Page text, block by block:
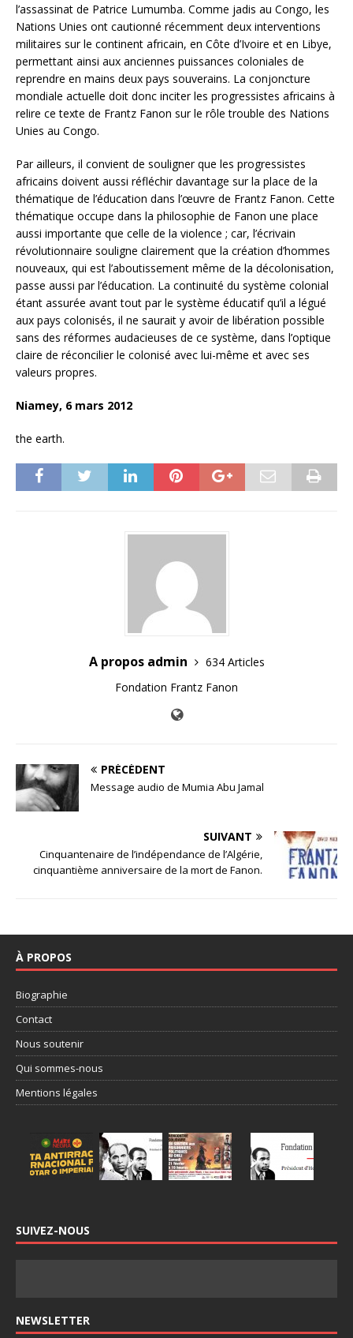
l’assassinat de Patrice Lumumba. Comme jadis au Congo, les
Nations Unies ont cautionné récemment deux interventions
militaires sur le continent africain, en Côte d’Ivoire et en Libye,
permettant ainsi aux anciennes puissances coloniales de
reprendre en mains deux pays souverains. La conjoncture
mondiale actuelle doit donc inciter les progressistes africains à
relire ce texte de Frantz Fanon sur le rôle trouble des Nations
Unies au Congo.
Par ailleurs, il convient de souligner que les progressistes
africains doivent aussi réfléchir davantage sur la place de la
thématique de l’éducation dans l’œuvre de Frantz Fanon. Cette
thématique occupe dans la philosophie de Fanon une place
aussi importante que celle de la violence ; car, l’écrivain
révolutionnaire souligne clairement que la création d’hommes
nouveaux, qui est l’aboutissement même de la décolonisation,
passe aussi par l’éducation. La continuité du système colonial
étant assurée avant tout par le système éducatif qu’il a légué
aux pays colonisés, il ne saurait y avoir de libération possible
sans des réformes audacieuses de ce système, dans l’optique
claire de réconcilier le colonisé avec lui-même et avec ses
valeurs propres.
Niamey, 6 mars 2012
the earth.
A propos admin
634 Articles
Fondation Frantz Fanon
PRÉCÉDENT
Message audio de Mumia Abu Jamal
SUIVANT
Cinquantenaire de l’indépendance de l’Algérie,
cinquantième anniversaire de la mort de Fanon.
À PROPOS
Biographie
Contact
Nous soutenir
Qui sommes-nous
Mentions légales
SUIVEZ-NOUS
NEWSLETTER